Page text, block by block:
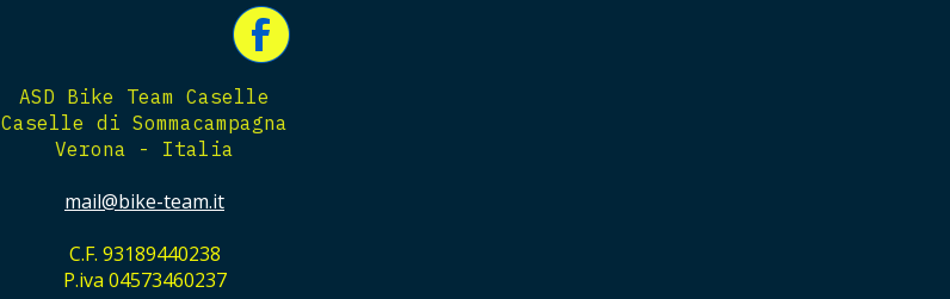
ASD Bike Team Caselle
Caselle di Sommacampagna
Verona - Italia
mail@bike-team.it
C.F. 93189440238
P.iva 04573460237